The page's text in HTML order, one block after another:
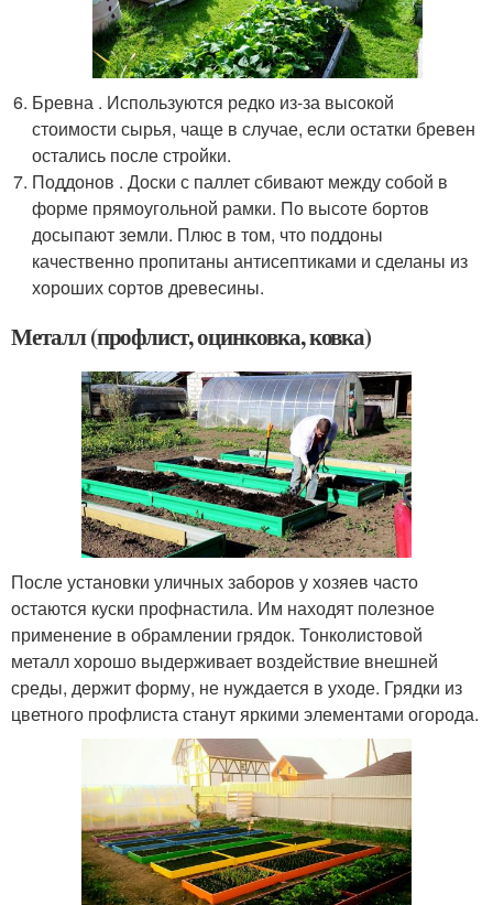
Бревна . Используются редко из-за высокой
стоимости сырья, чаще в случае, если остатки бревен
остались после стройки.
Поддонов . Доски с паллет сбивают между собой в
форме прямоугольной рамки. По высоте бортов
досыпают земли. Плюс в том, что поддоны
качественно пропитаны антисептиками и сделаны из
хороших сортов древесины.
Металл (профлист, оцинковка, ковка)
После установки уличных заборов у хозяев часто
остаются куски профнастила. Им находят полезное
применение в обрамлении грядок. Тонколистовой
металл хорошо выдерживает воздействие внешней
среды, держит форму, не нуждается в уходе. Грядки из
цветного профлиста станут яркими элементами огорода.